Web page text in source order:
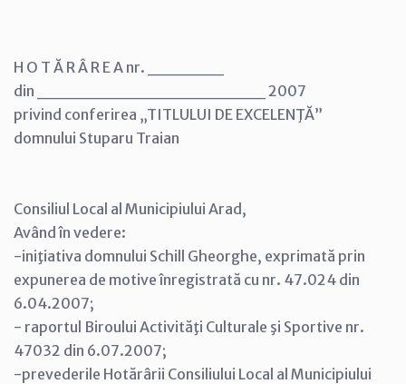
H O T Ă R Â R E A nr. ______
din __________________ 2007
privind conferirea „TITLULUI DE EXCELENŢĂ”
domnului Stuparu Traian
Consiliul Local al Municipiului Arad,
Având în vedere:
-iniţiativa domnului Schill Gheorghe, exprimată prin
expunerea de motive înregistrată cu nr. 47.024 din
6.04.2007;
- raportul Biroului Activităţi Culturale şi Sportive nr.
47032 din 6.07.2007;
-prevederile Hotărârii Consiliului Local al Municipiului